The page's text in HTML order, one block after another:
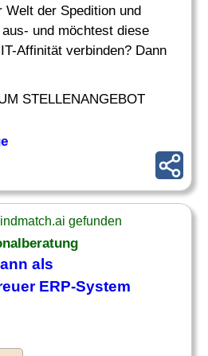
Welt der Spedition und
und möchtest diese
Affinität verbinden? Dann
STELLENANGEBOT
gefunden
als
ERP-System